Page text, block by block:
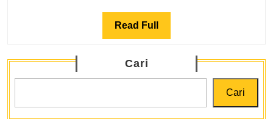
Read Full Read
Full
Cari
Cari